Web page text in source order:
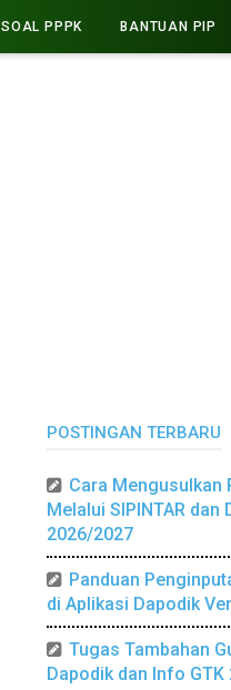
SOAL PPPK BANTUAN PIP
POSTINGAN TERBARU
Cara Mengusulkan
Melalui SIPINTAR dan
2026/2027
Panduan
di Aplikasi Dapodik
Tugas Tambahan
Dapodik dan Info GTK